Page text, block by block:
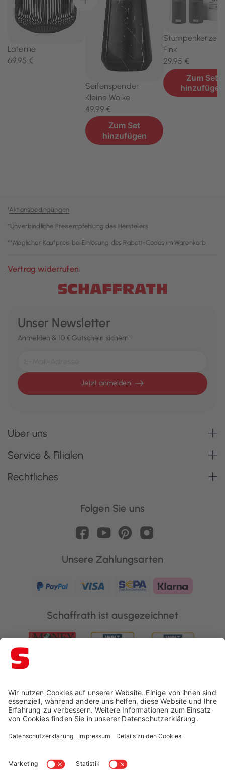
¹Aktionsbedingungen
*Unverbindliche Preisempfehlung des Herstellers
**Möglicher Kaufpreis bei Einlösung des Rabatt-Codes im Warenkorb
Vertrag widerrufen
Unser Newsletter
Anmelden & 10 € Gutschein sichern¹
Jetzt anmelden
Über uns
Service & Filialen
Rechtliches
Folgen Sie uns
Unsere Zahlungsarten
Schaffrath ist ausgezeichnet